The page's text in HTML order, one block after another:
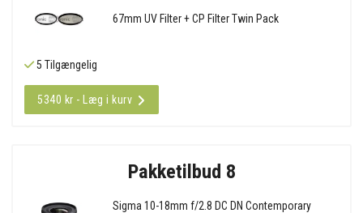
67mm UV Filter + CP Filter Twin Pack
5 Tilgængelig
5340 kr - Læg i kurv
Pakketilbud 8
Sigma 10-18mm f/2.8 DC DN Contemporary